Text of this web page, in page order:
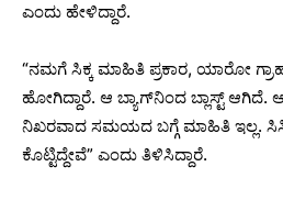
ಎಂದು ಹೇಳಿದ್ದಾರೆ.
“ನಮಗೆ ಸಿಕ್ಕ ಮಾಹಿತಿ ಪ್ರಕಾರ, ಯಾರೋ
ಹೋಗಿದ್ದಾರೆ. ಆ ಬ್ಯಾಗ್‌ನಿಂದ ಬ್ಲಾಸ್ಟ್‌
ನಿಖರವಾದ ಸಮಯದ ಬಗ್ಗೆ ಮಾಹಿತಿ ಇಲ್ಲ.
ಕೊಟ್ಟಿದ್ದೇವೆ” ಎಂದು ತಿಳಿಸಿದ್ದಾರೆ.